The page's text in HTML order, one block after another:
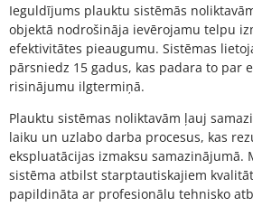
Ieguldījums plauktu sistēmās
objektā nodrošināja ievērojamu telpu
efektivitātes pieaugumu. Sistēmas
pārsniedz 15 gadus, kas padara to par
risinājumu ilgtermiņā.
Plauktu sistēmas noliktavām ļauj
laiku un uzlabo darba procesus, kas
ekspluatācijas izmaksu samazinājumā.
sistēma atbilst starptautiskajiem
papildināta ar profesionālu tehnisko